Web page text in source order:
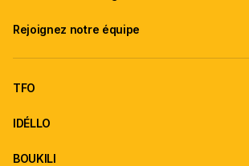
Rejoignez notre équipe
TFO
IDÉLLO
BOUKILI